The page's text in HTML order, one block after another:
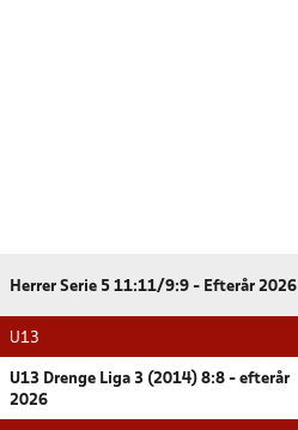
Herrer Serie 5 11:11/9:9 - Efterår 2026
U13
U13 Drenge Liga 3 (2014) 8:8 - efterår
2026